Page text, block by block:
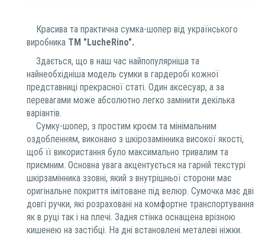
Красива та практична сумка-шопер від українського
виробника ТМ "LucheRino".
Здається, що в наш час найпопулярніша та
найнеобхідніша модель сумки в гардеробі кожної
представниці прекрасної статі. Один аксесуар, а за
перевагами може абсолютно легко замінити декілька
варіантів.
Сумку-шопер, з простим кроєм та мінімальним
оздобленням, виконано з шкірозамінника високої якості,
щоб її використання було максимально тривалим та
приємним. Основна увага акцентується на гарній текстурі
шкірзамінника ззовні, який з внутрішньої сторони має
оригінальне покриття імітоване під велюр. Сумочка має дві
довгі ручки, які розраховані на комфортне транспортування
як в руці так і на плечі. Задня стінка оснащена врізною
кишенею на застібці. На дні встановлені металеві ніжки.